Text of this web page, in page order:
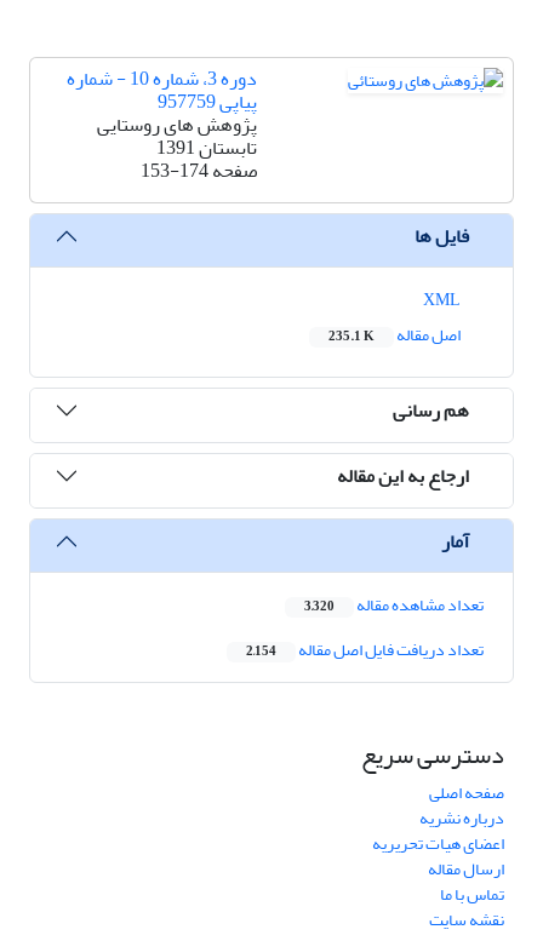
دوره 3، شماره 10 - شماره
پیاپی 957759
پژوهش های روستایی
تابستان 1391
صفحه153-174
فایل ها
اصل مقاله
235.1 K
هم رسانی
ارجاع به این مقاله
آمار
تعداد مشاهده مقاله 3,320
تعداد دریافت فایل اصل مقاله 2,154
دسترسی سریع
صفحه اصلی
درباره نشریه
اعضای هیات تحریریه
ارسال مقاله
تماس با ما
نقشه سایت